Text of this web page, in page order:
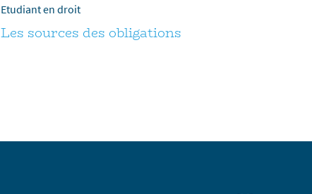
Etudiant en droit
Les sources des obligations